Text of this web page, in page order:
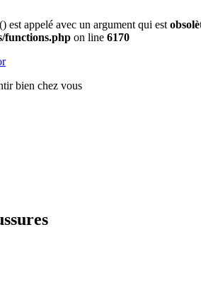
est appelé avec un argument qui est
functions.php on line 6170
bien chez vous